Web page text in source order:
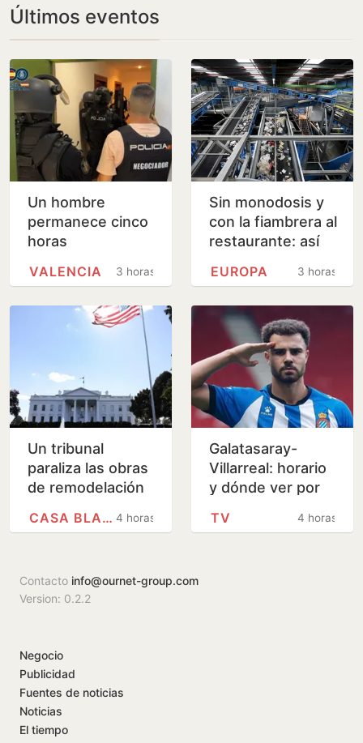
Últimos eventos
Un hombre
permanece cinco
horas
un piso de
3 horas
VALENCIA
Sin monodosis y
con la fiambrera al
restaurante: así
plásticos la nueva
3 horas
EUROPA
Un tribunal
paraliza las obras
de remodelación
ordenadas por4 horas
CASA BLANCA
Galatasaray-
Villarreal: horario
y dónde ver por
último amistoso
4 horas
TV
Contacto info@ournet-group.com
Version: 0.2.2
Negocio
Publicidad
Fuentes de noticias
Noticias
El tiempo